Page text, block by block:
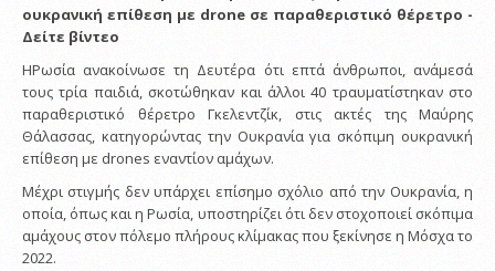
ουκρανική επίθεση με drone σε παραθεριστικό θέρετρο -
Δείτε βίντεο
ΗΡωσία ανακοίνωσε τη Δευτέρα ότι επτά άνθρωποι, ανάμεσά
τους τρία παιδιά, σκοτώθηκαν και άλλοι 40 τραυματίστηκαν στο
παραθεριστικό θέρετρο Γκελεντζίκ, στις ακτές της Μαύρης
Θάλασσας, κατηγορώντας την Ουκρανία για σκόπιμη ουκρανική
επίθεση με drones εναντίον αμάχων.
Μέχρι στιγμής δεν υπάρχει επίσημο σχόλιο από την Ουκρανία, η
οποία, όπως και η Ρωσία, υποστηρίζει ότι δεν στοχοποιεί σκόπιμα
αμάχους στον πόλεμο πλήρους κλίμακας που ξεκίνησε η Μόσχα το
2022.